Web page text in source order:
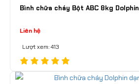
Bình chữa cháy Bột ABC 8kg Dolphin
Liên hệ
Lượt xem: 413